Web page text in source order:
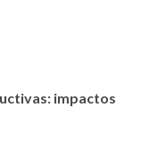
impactos